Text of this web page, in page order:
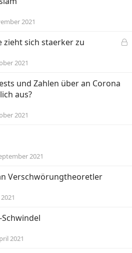
2021
G
zieht sich staerker zu
2021
und Zahlen über an Corona
aus?
2021
2021
Verschwörungtheoretler
2021